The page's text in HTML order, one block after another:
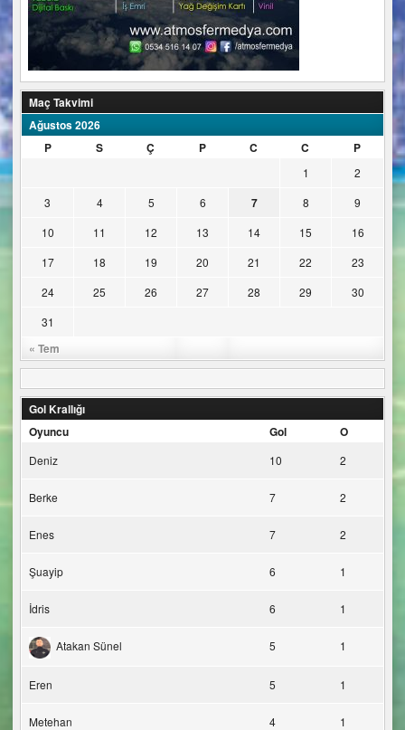
Maç Takvimi
Ağustos 2026
P
S Ç P C C P
« Tem
1
2
3
4 5 6 7 8
9
10
11 12 13 14 15
16
17
18 19 20 21 22
23
24
25 26 27 28 29
30
31
Gol Krallığı
Oyuncu
Gol O
Deniz 10 2
Berke 7 2
Enes 7 2
Şuayip 6 1
İdris 6 1
Atakan Sünel 5 1
Eren 5 1
Metehan 4 1